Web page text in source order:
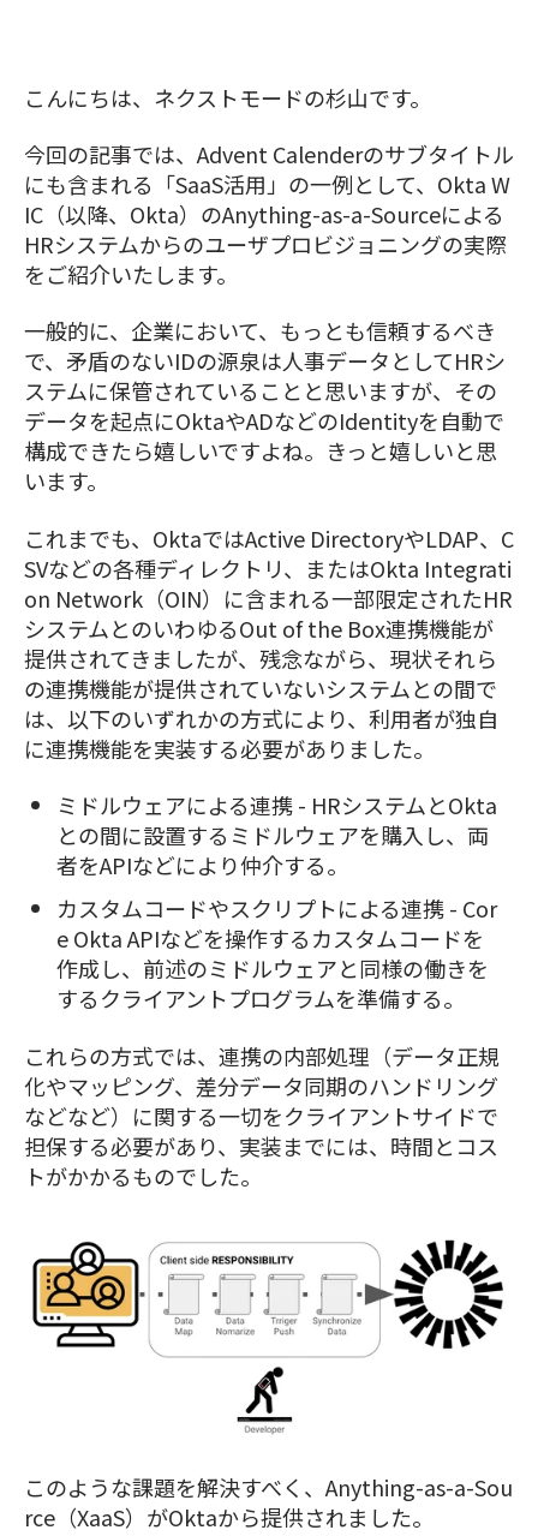
こんにちは、ネクストモードの杉山です。
今回の記事では、Advent Calenderのサブタイトル
にも含まれる「SaaS活用」の一例として、Okta W
IC（以降、Okta）のAnything-as-a-Sourceによる
HRシステムからのユーザプロビジョニングの実際
をご紹介いたします。
一般的に、企業において、もっとも信頼するべき
で、矛盾のないIDの源泉は人事データとしてHRシ
ステムに保管されていることと思いますが、その
データを起点にOktaやADなどのIdentityを自動で
構成できたら嬉しいですよね。きっと嬉しいと思
います。
これまでも、OktaではActive DirectoryやLDAP、C
SVなどの各種ディレクトリ、またはOkta Integrati
on Network（OIN）に含まれる一部限定されたHR
システムとのいわゆるOut of the Box連携機能が
提供されてきましたが、残念ながら、現状それら
の連携機能が提供されていないシステムとの間で
は、以下のいずれかの方式により、利用者が独自
に連携機能を実装する必要がありました。
ミドルウェアによる連携 - HRシステムとOkta
との間に設置するミドルウェアを購入し、両
者をAPIなどにより仲介する。
カスタムコードやスクリプトによる連携 - Cor
e Okta APIなどを操作するカスタムコードを
作成し、前述のミドルウェアと同様の働きを
するクライアントプログラムを準備する。
これらの方式では、連携の内部処理（データ正規
化やマッピング、差分データ同期のハンドリング
などなど）に関する一切をクライアントサイドで
担保する必要があり、実装までには、時間とコス
トがかかるものでした。
このような課題を解決すべく、Anything-as-a-Sou
rce（XaaS）がOktaから提供されました。